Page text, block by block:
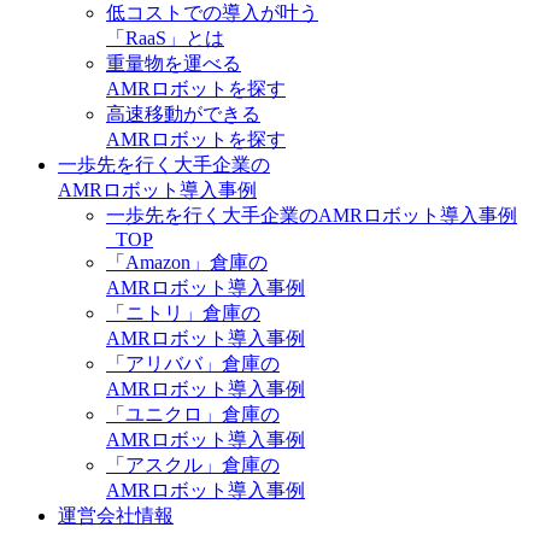
低コストでの導入が叶う
「RaaS」とは
重量物を運べる
AMRロボットを探す
高速移動ができる
AMRロボットを探す
一歩先を行く大手企業の
AMRロボット導入事例
一歩先を行く大手企業のAMRロボット導入事例
_TOP
「Amazon」倉庫の
AMRロボット導入事例
「ニトリ」倉庫の
AMRロボット導入事例
「アリババ」倉庫の
AMRロボット導入事例
「ユニクロ」倉庫の
AMRロボット導入事例
「アスクル」倉庫の
AMRロボット導入事例
運営会社情報